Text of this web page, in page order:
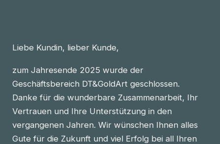
Liebe Kundin, lieber Kunde,
zum Jahresende 2025 wurde der
Geschäftsbereich DT&GoldArt geschlossen.
Danke für die wunderbare Zusammenarbeit, Ihr
Vertrauen und Ihre Unterstützung in den
vergangenen Jahren. Wir wünschen Ihnen alles
Gute für die Zukunft und viel Erfolg bei all Ihren